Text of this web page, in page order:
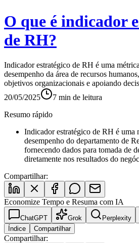
O que é indicador
de RH?
Indicador estratégico de RH é uma
desempenho da área de recursos
objetivos organizacionais e apoiando
20/05/2025
7 min de leitura
Resumo rápido
Indicador estratégico de RH é uma
desempenho do departamento de
fornecendo dados para tomada de
diretamente nos resultados do
Compartilhar:
Economize Tempo e Resuma com IA
ChatGPT Grok Perplexity
Índice
Compartilhar
Compartilhar: